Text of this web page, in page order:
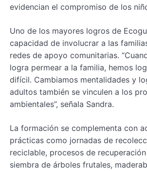
evidencian el compromiso de los
Uno de los mayores logros de
capacidad de involucrar a las
redes de apoyo comunitarias.
logra permear a la familia, hemos
difícil. Cambiamos mentalidades y
adultos también se vinculen a los
ambientales”, señala Sandra.
La formación se complementa con
prácticas como jornadas de
reciclable, procesos de
siembra de árboles frutales,